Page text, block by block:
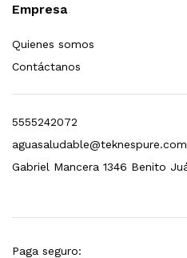
Empresa
Quienes somos
Contáctanos
5555242072
aguasaludable@teknespure.com
Gabriel Mancera 1346 Benito
Paga seguro: